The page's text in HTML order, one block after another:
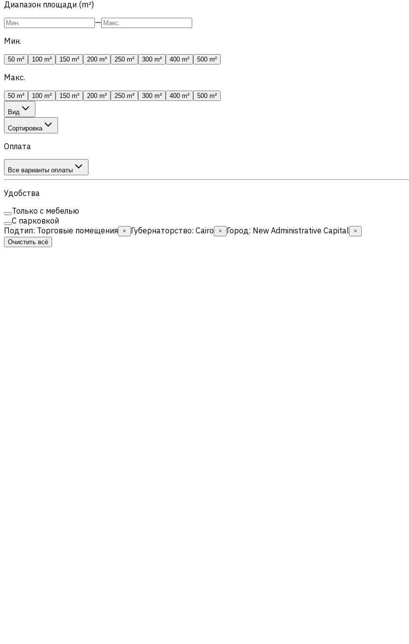
Диапазон площади (m²)
—
Мин.
50 m² 100 m² 150 m² 200 m² 250 m² 300 m² 400 m² 500 m²
Макс.
50 m² 100 m² 150 m² 200 m² 250 m² 300 m² 400 m² 500 m²
Вид
Сортировка
Оплата
Все варианты оплаты
Удобства
Только с мебелью
С парковкой
Подтип: Торговые помещения Губернаторство: Cairo Город: New Administrative Capital
Очистить всё